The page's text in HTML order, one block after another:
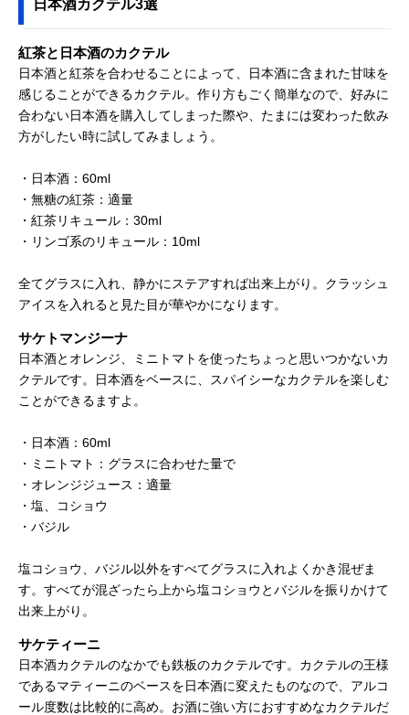
日本酒カクテル3選
紅茶と日本酒のカクテル
日本酒と紅茶を合わせることによって、日本酒に含まれた甘味を
感じることができるカクテル。作り方もごく簡単なので、好みに
合わない日本酒を購入してしまった際や、たまには変わった飲み
方がしたい時に試してみましょう。
・日本酒：60ml
・無糖の紅茶：適量
・紅茶リキュール：30ml
・リンゴ系のリキュール：10ml
全てグラスに入れ、静かにステアすれば出来上がり。クラッシュ
アイスを入れると見た目が華やかになります。
サケトマンジーナ
日本酒とオレンジ、ミニトマトを使ったちょっと思いつかないカ
クテルです。日本酒をベースに、スパイシーなカクテルを楽しむ
ことができるますよ。
・日本酒：60ml
・ミニトマト：グラスに合わせた量で
・オレンジジュース：適量
・塩、コショウ
・バジル
塩コショウ、バジル以外をすべてグラスに入れよくかき混ぜま
す。すべてが混ざったら上から塩コショウとバジルを振りかけて
出来上がり。
サケティーニ
日本酒カクテルのなかでも鉄板のカクテルです。カクテルの王様
であるマティーニのベースを日本酒に変えたものなので、アルコ
ール度数は比較的に高め。お酒に強い方におすすめなカクテルだ